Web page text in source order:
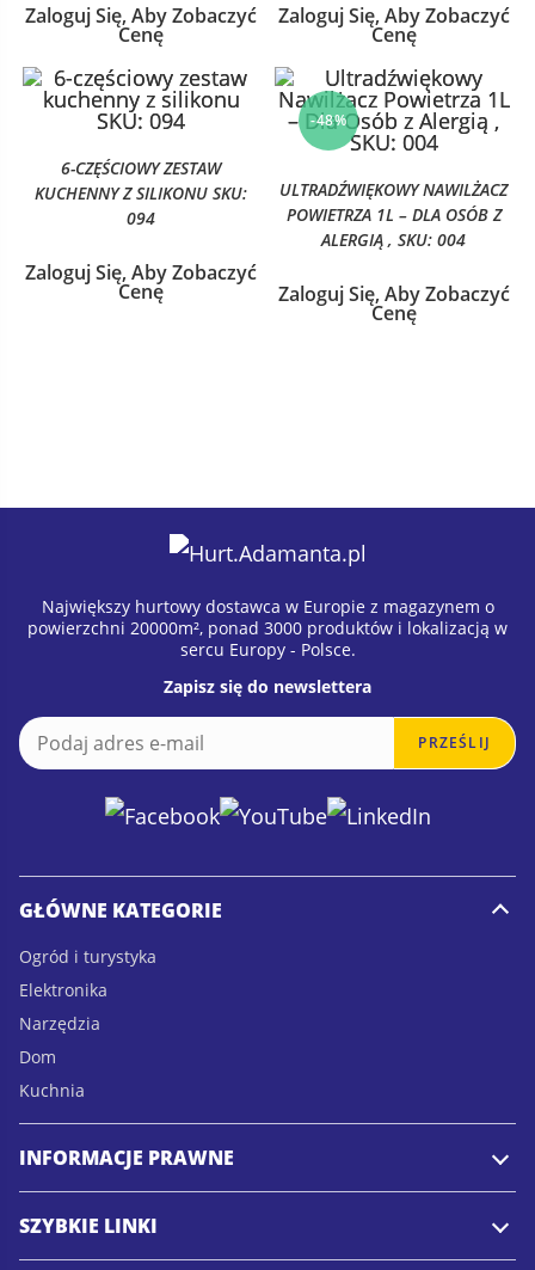
Zaloguj Się, Aby Zobaczyć
Cenę
Zaloguj Się, Aby Zobaczyć
Cenę
6-CZĘŚCIOWY ZESTAW
KUCHENNY Z SILIKONU SKU:
094
Zaloguj Się, Aby Zobaczyć
Cenę
-48%
ULTRADŹWIĘKOWY NAWILŻACZ
POWIETRZA 1L – DLA OSÓB Z
ALERGIĄ , SKU: 004
Zaloguj Się, Aby Zobaczyć
Cenę
Największy hurtowy dostawca w Europie z magazynem o
powierzchni 20000m², ponad 3000 produktów i lokalizacją w
sercu Europy - Polsce.
Zapisz się do newslettera
a
l
E
m
PRZEŚLIJ
GŁÓWNE KATEGORIE
Ogród i turystyka
Elektronika
Narzędzia
Dom
Kuchnia
INFORMACJE PRAWNE
SZYBKIE LINKI